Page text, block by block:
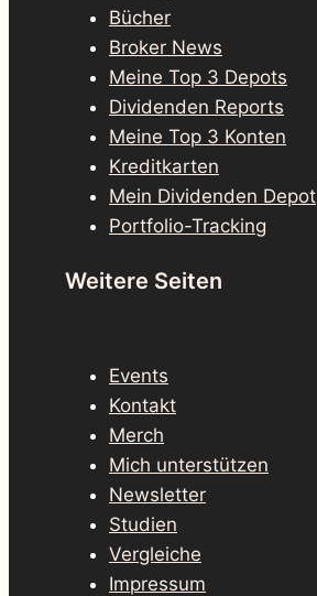
Bücher
Broker News
Meine Top 3 Depots
Dividenden Reports
Meine Top 3 Konten
Kreditkarten
Mein Dividenden Depot
Portfolio-Tracking
Weitere Seiten
Events
Kontakt
Merch
Mich unterstützen
Newsletter
Studien
Vergleiche
Impressum